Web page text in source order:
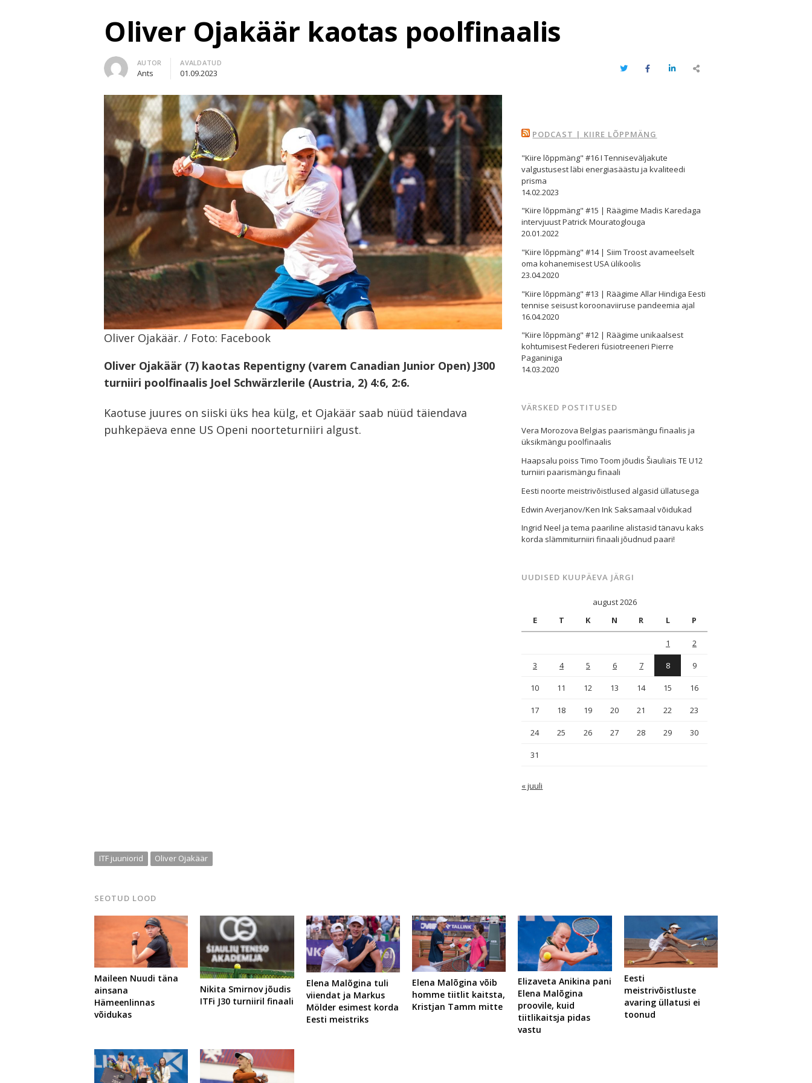
Oliver Ojakäär kaotas poolfinaalis
Author
AUTOR
Ants
AVALDATUD
01.09.2023 TwitterFacebookLinkedInShare
Oliver Ojakäär. / Foto: Facebook
Oliver Ojakäär (7) kaotas Repentigny (varem Canadian Junior Open) J300
turniiri poolfinaalis Joel Schwärzlerile (Austria, 2) 4:6, 2:6.
Kaotuse juures on siiski üks hea külg, et Ojakäär saab nüüd täiendava
puhkepäeva enne US Openi noorteturniiri algust.
PODCAST | KIIRE LÕPPMÄNG
"Kiire lõppmäng" #16 I Tenniseväljakute
valgustusest läbi energiasäästu ja kvaliteedi
prisma
14.02.2023
"Kiire lõppmäng" #15 | Räägime Madis Karedaga
intervjuust Patrick Mouratoglouga
20.01.2022
"Kiire lõppmäng" #14 | Siim Troost avameelselt
oma kohanemisest USA ülikoolis
23.04.2020
"Kiire lõppmäng" #13 | Räägime Allar Hindiga Eesti
tennise seisust koroonaviiruse pandeemia ajal
16.04.2020
"Kiire lõppmäng" #12 | Räägime unikaalsest
kohtumisest Federeri füsiotreeneri Pierre
Paganiniga
14.03.2020
VÄRSKED POSTITUSED
Vera Morozova Belgias paarismängu finaalis ja
üksikmängu poolfinaalis
Haapsalu poiss Timo Toom jõudis Šiauliais TE U12
turniiri paarismängu finaali
Eesti noorte meistrivõistlused algasid üllatusega
Edwin Averjanov/Ken Ink Saksamaal võidukad
Ingrid Neel ja tema paariline alistasid tänavu kaks
korda slämmiturniiri finaali jõudnud paari!
UUDISED KUUPÄEVA JÄRGI
august 2026
E
T K N R L P
1 2
3 4 5 6 7 8 9
10 11 12 13 14 15 16
17 18 19 20 21 22 23
24 25 26 27 28 29 30
31
« juuli
ITF juuniorid Oliver Ojakäär
SEOTUD LOOD
Maileen Nuudi täna
ainsana
Hämeenlinnas
võidukas
Nikita Smirnov jõudis
ITFi J30 turniiril finaali
Elena Malõgina tuli
viiendat ja Markus
Mölder esimest korda
Eesti meistriks
Elena Malõgina võib
homme tiitlit kaitsta,
Kristjan Tamm mitte
Elizaveta Anikina pani
Elena Malõgina
proovile, kuid
tiitlikaitsja pidas
vastu
Eesti
meistrivõistluste
avaring üllatusi ei
toonud